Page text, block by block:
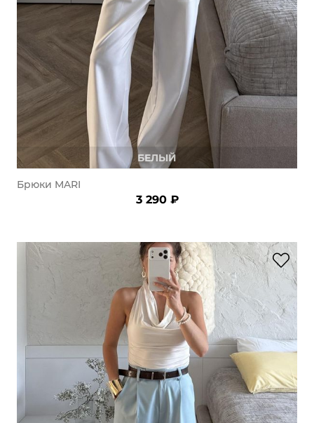
БЕЛЫЙ
Брюки MARI
3 290 ₽
Добавляйте товары
в корзину
Оплачивайте сегодня только
25 % картой любого банка
Получайте товар
выбранный способом
по25%каждые 2 недели
Подробнее
об оплате Плайтом
25
Остались вопросы?
8 800 302-02-51